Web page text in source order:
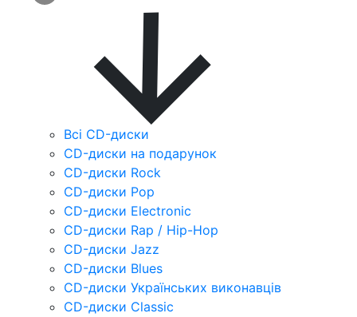
Всі CD-диски
CD-диски на подарунок
CD-диски Rock
CD-диски Pop
CD-диски Electronic
CD-диски Rap / Hip-Hop
CD-диски Jazz
CD-диски Blues
CD-диски Українських виконавців
CD-диски Classic